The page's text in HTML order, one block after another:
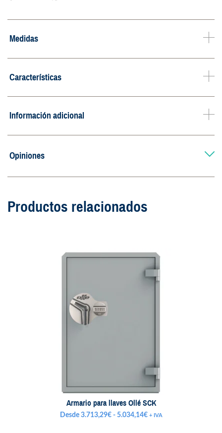
Medidas
Características
Información adicional
Opiniones
Productos relacionados
Armario para llaves Ollé SCK
Desde3.713,29€-5.034,14€Rango
+ IVA